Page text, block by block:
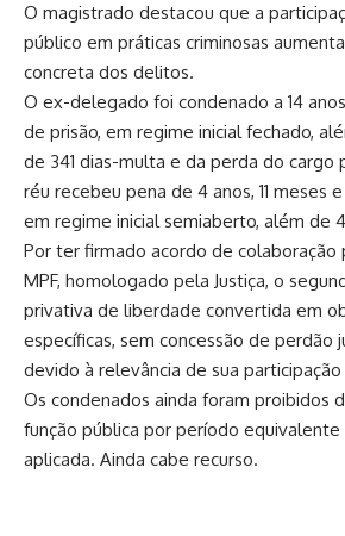
O magistrado destacou que a
público em práticas criminosas
concreta dos delitos.
O ex-delegado foi condenado a 14
de prisão, em regime inicial fechado,
de 341 dias-multa e da perda do cargo
réu recebeu pena de 4 anos, 11 meses
em regime inicial semiaberto, além de
Por ter firmado acordo de colaboração
MPF, homologado pela Justiça, o
privativa de liberdade convertida em
específicas, sem concessão de perdão
devido à relevância de sua
Os condenados ainda foram proibidos
função pública por período
aplicada. Ainda cabe recurso.